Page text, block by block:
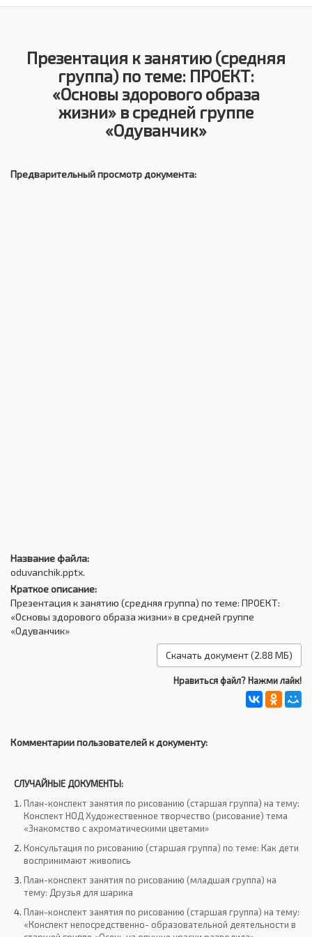
Презентация к занятию (средняя
группа) по теме: ПРОЕКТ:
«Основы здорового образа
жизни» в средней группе
«Одуванчик»
Предварительный просмотр документа:
Название файла:
oduvanchik.pptx.
Краткое описание:
Презентация к занятию (средняя группа) по теме: ПРОЕКТ:
«Основы здорового образа жизни» в средней группе
«Одуванчик»
Скачать документ (2.88 МБ)
Нравиться файл? Нажми лайк!
Комментарии пользователей к документу:
СЛУЧАЙНЫЕ ДОКУМЕНТЫ:
План-конспект занятия по рисованию (старшая группа) на тему:
Конспект НОД Художественное творчество (рисование) тема
«Знакомство с ахроматическими цветами»
Консультация по рисованию (старшая группа) по теме: Как дети
воспринимают живопись
План-конспект занятия по рисованию (младшая группа) на
тему: Друзья для шарика
План-конспект занятия по рисованию (старшая группа) на тему:
«Конспект непосредственно- образовательной деятельности в